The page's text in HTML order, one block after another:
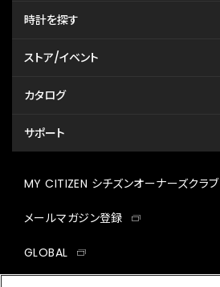
時計を探す
ストア/イベント
カタログ
サポート
MY CITIZEN シチズンオーナーズクラブ
メールマガジン登録
GLOBAL